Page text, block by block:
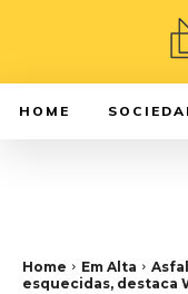
HOME
Home Em Alta
esquecidas, destaca